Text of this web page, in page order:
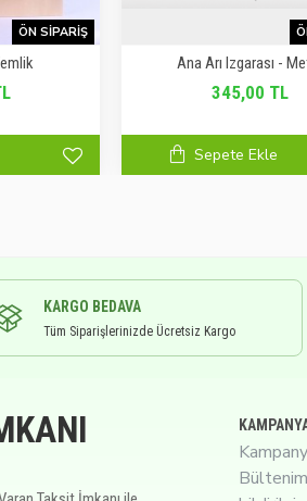
ÖN SIPARIŞ
Ana Arı Izgarası -
345,00 TL
Sepete Ekle
KARGO BEDAVA
Tüm Siparişlerinizde Ücretsiz Kargo